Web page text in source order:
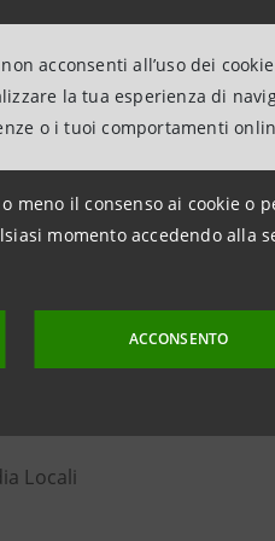
acconsenti all’uso dei
la tua esperienza di
o i tuoi comportamenti
meno il consenso ai cookie o
momento accedendo alla
ACCONSENTO
delle province di
capace di
di prendere in
È in grado di
e stati d'animo
in diverse
e intrattenere.
Locali